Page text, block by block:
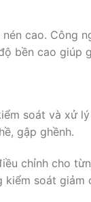
cao.
bền cao giúp
soát và
gập ghềnh.
chỉnh cho
soát